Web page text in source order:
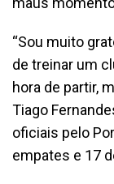
“Sou muito
de treinar um
hora de partir,
Tiago
oficiais pelo
empates e 17